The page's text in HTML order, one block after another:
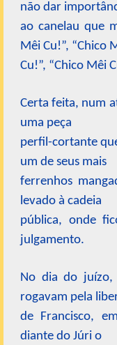
não dar
ao canelau que
Mêi Cu!”, “Chico
Cu!”, “Chico Mêi
Certa feita, num
uma peça
perfil-cortante
um de seus mais
ferrenhos
levado à cadeia
pública, onde
julgamento.
No dia do juízo,
rogavam pela
de Francisco,
diante do Júri o